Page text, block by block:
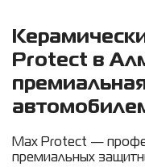
Protect в
Max Protect —
премиальных